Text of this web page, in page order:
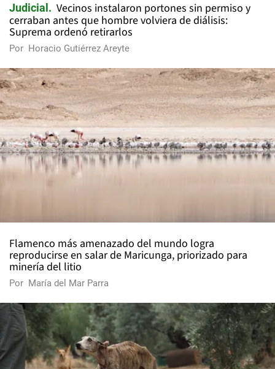
Judicial
Vecinos instalaron portones sin permiso y
cerraban antes que hombre volviera de diálisis:
Suprema ordenó retirarlos
Por Horacio Gutiérrez Areyte
Flamenco más amenazado del mundo logra
reproducirse en salar de Maricunga, priorizado para
minería del litio
Por María del Mar Parra